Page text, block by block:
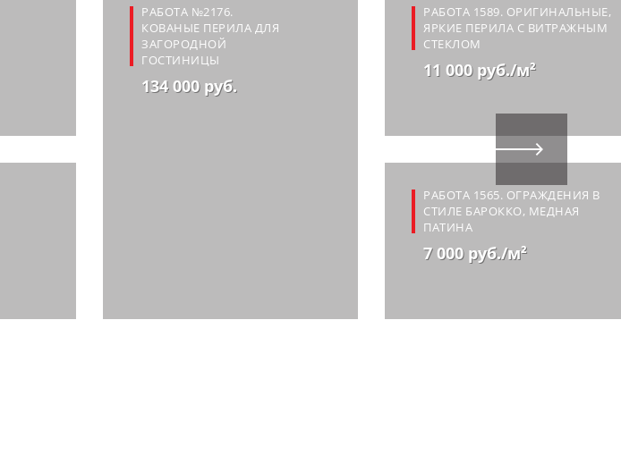
РАБОТА №2176.
КОВАНЫЕ ПЕРИЛА ДЛЯ
ЗАГОРОДНОЙ
ГОСТИНИЦЫ
134 000 руб.
РАБОТА 1589. ОРИГИНАЛЬНЫЕ,
ЯРКИЕ ПЕРИЛА С ВИТРАЖНЫМ
СТЕКЛОМ
11 000 руб./м²
РАБОТА 1565. ОГРАЖДЕНИЯ В
СТИЛЕ БАРОККО, МЕДНАЯ
ПАТИНА
7 000 руб./м²